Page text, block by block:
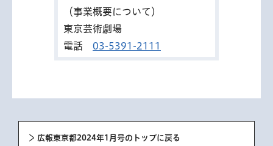
（事業概要について）
東京芸術劇場
電話 03-5391-2111
広報東京都2024年1月号のトップに戻る